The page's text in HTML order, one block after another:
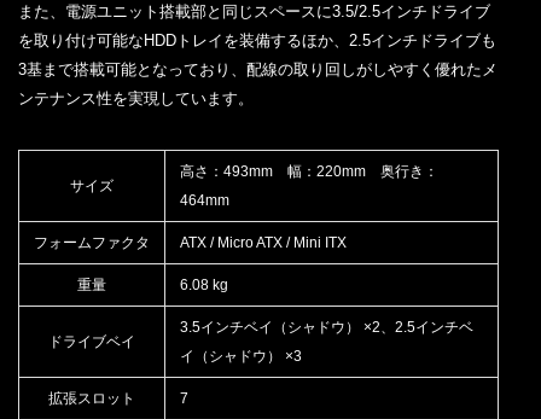
また、電源ユニット搭載部と同じスペースに3.5/2.5インチドライブ
を取り付け可能なHDDトレイを装備するほか、2.5インチドライブも
3基まで搭載可能となっており、配線の取り回しがしやすく優れたメ
ンテナンス性を実現しています。
サイズ
高さ：493mm 幅：220mm 奥行き：
464mm
フォームファクタ ATX / Micro ATX / Mini ITX
重量 6.08 kg
ドライブベイ
3.5インチベイ（シャドウ） ×2、2.5インチベ
イ（シャドウ） ×3
拡張スロット 7